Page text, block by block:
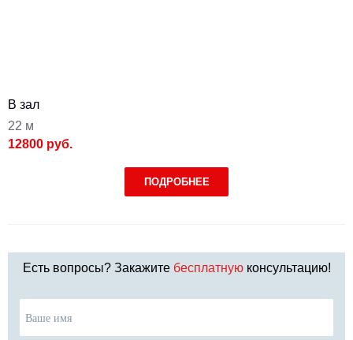
В зал
22 м
12800 руб.
ПОДРОБНЕЕ
Есть вопросы? Закажите бесплатнуюконсультацию!